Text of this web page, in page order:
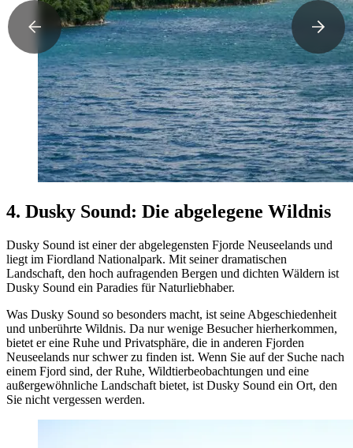
4. Dusky Sound: Die abgelegene Wildnis
Dusky Sound ist einer der abgelegensten Fjorde Neuseelands und
liegt im Fiordland Nationalpark. Mit seiner dramatischen
Landschaft, den hoch aufragenden Bergen und dichten Wäldern ist
Dusky Sound ein Paradies für Naturliebhaber.
Was Dusky Sound so besonders macht, ist seine Abgeschiedenheit
und unberührte Wildnis. Da nur wenige Besucher hierherkommen,
bietet er eine Ruhe und Privatsphäre, die in anderen Fjorden
Neuseelands nur schwer zu finden ist. Wenn Sie auf der Suche nach
einem Fjord sind, der Ruhe, Wildtierbeobachtungen und eine
außergewöhnliche Landschaft bietet, ist Dusky Sound ein Ort, den
Sie nicht vergessen werden.